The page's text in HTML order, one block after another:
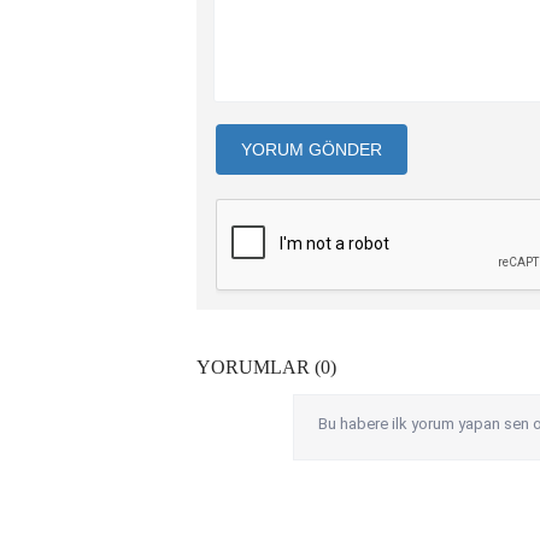
YORUM GÖNDER
YORUMLAR (0)
Bu habere ilk yorum yapan sen